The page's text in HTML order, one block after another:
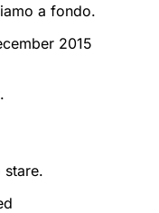
a fondo.
2015
stare.